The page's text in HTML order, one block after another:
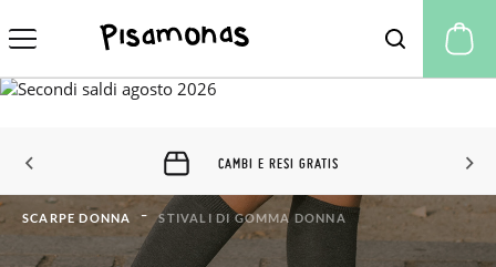
CAMBI E RESI GRATIS
SCARPE DONNA STIVALI DI GOMMA DONNA